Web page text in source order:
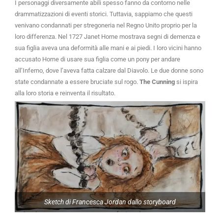
I personaggi diversamente abili spesso fanno da contorno nelle
drammatizzazioni di eventi storici. Tuttavia, sappiamo che questi
venivano condannati per stregoneria nel Regno Unito proprio per la
loro differenza. Nel 1727 Janet Horne mostrava segni di demenza e
sua figlia aveva una deformità alle mani e ai piedi. I loro vicini hanno
accusato Horne di usare sua figlia come un pony per andare
all’Inferno, dove l’aveva fatta calzare dal Diavolo. Le due donne sono
state condannate a essere bruciate sul rogo. The Cunning si ispira
alla loro storia e reinventa il risultato.
Sketch di Francesca Jordan dallo storyboard